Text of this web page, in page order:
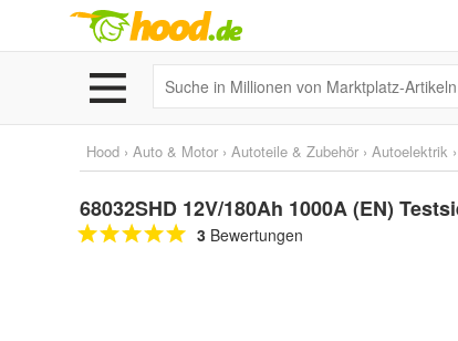
Hood › Auto & Motor › Autoteile & Zubehör › Autoelektrik ›
68032SHD 12V/180Ah 1000A (EN)
3 Bewertungen